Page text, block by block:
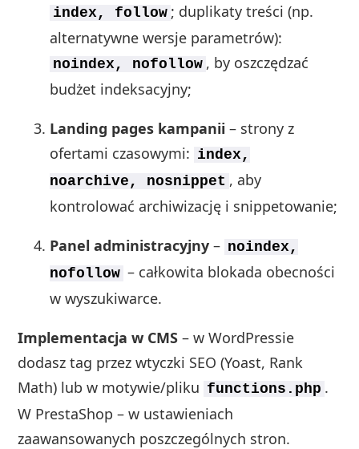
index, follow ; duplikaty treści (np.
alternatywne wersje parametrów):
noindex, nofollow , by oszczędzać
budżet indeksacyjny;
Landing pages kampanii – strony z
ofertami czasowymi: index,
noarchive, nosnippet , aby
kontrolować archiwizację i snippetowanie;
Panel administracyjny – noindex,
nofollow – całkowita blokada obecności
w wyszukiwarce.
Implementacja w CMS – w WordPressie
dodasz tag przez wtyczki SEO (Yoast, Rank
Math) lub w motywie/pliku functions.php .
W PrestaShop – w ustawieniach
zaawansowanych poszczególnych stron.